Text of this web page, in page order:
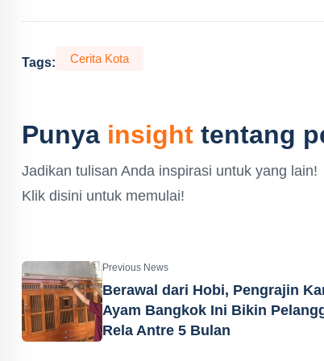
Tags: Cerita Kota
Punya insight tentang
Jadikan tulisan Anda inspirasi untuk yang lain!
Klik disini untuk memulai!
Previous News
Berawal dari Hobi, Pengrajin
Ayam Bangkok Ini Bikin
Rela Antre 5 Bulan